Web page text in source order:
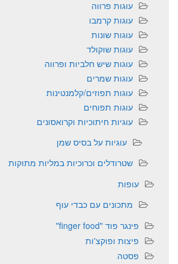
עוגות פרווה
עוגות קרמבו
עוגות שונות
עוגות שוקולד
עוגות שיש חלביות ופרווה
עוגות שמרים
עוגות תפוזים/קלמנטינות
עוגות תפוחים
עוגיות חיתוכיות וקרואסונים
עוגיות על בסיס שמן
שטרודלים וכרוכיות במליות מתוקות
עופות
מתכונים עם כבדי עוף
פינגר פוד "finger food"
פיצות ופוקצ'ות
פסטה